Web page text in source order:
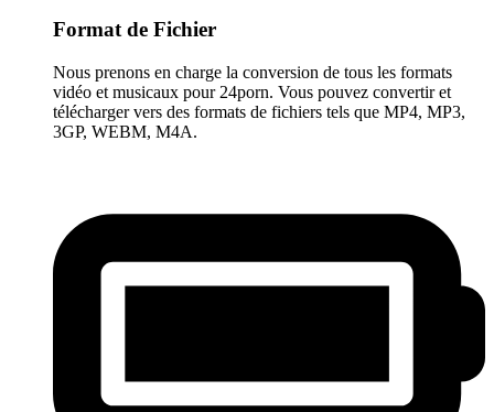
Format de Fichier
Nous prenons en charge la conversion de tous les formats
vidéo et musicaux pour 24porn. Vous pouvez convertir et
télécharger vers des formats de fichiers tels que MP4, MP3,
3GP, WEBM, M4A.